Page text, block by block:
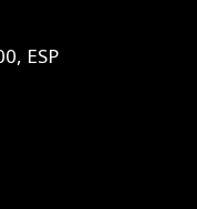
ESP